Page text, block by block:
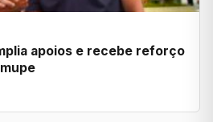
apoios e recebe reforço